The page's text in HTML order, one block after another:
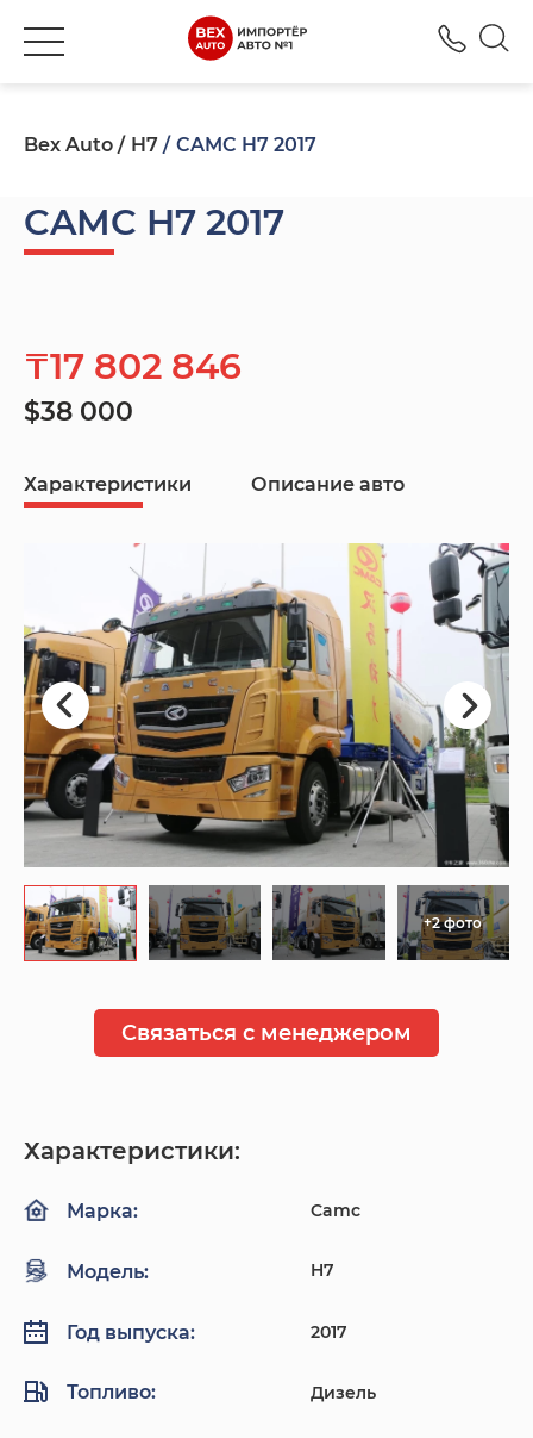
Bex Auto H7 CAMC H7 2017
CAMC H7 2017
₸17 802 846
$38 000
Характеристики Описание авто
+2 фото
Связаться с менеджером
Характеристики:
Марка: Camc
Модель: H7
Год выпуска: 2017
Топливо: Дизель